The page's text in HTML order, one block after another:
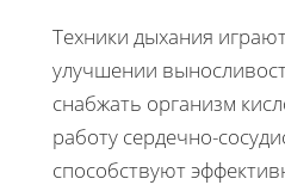
Техники дыхания
улучшении
снабжать организм
работу сердечно-
способствуют